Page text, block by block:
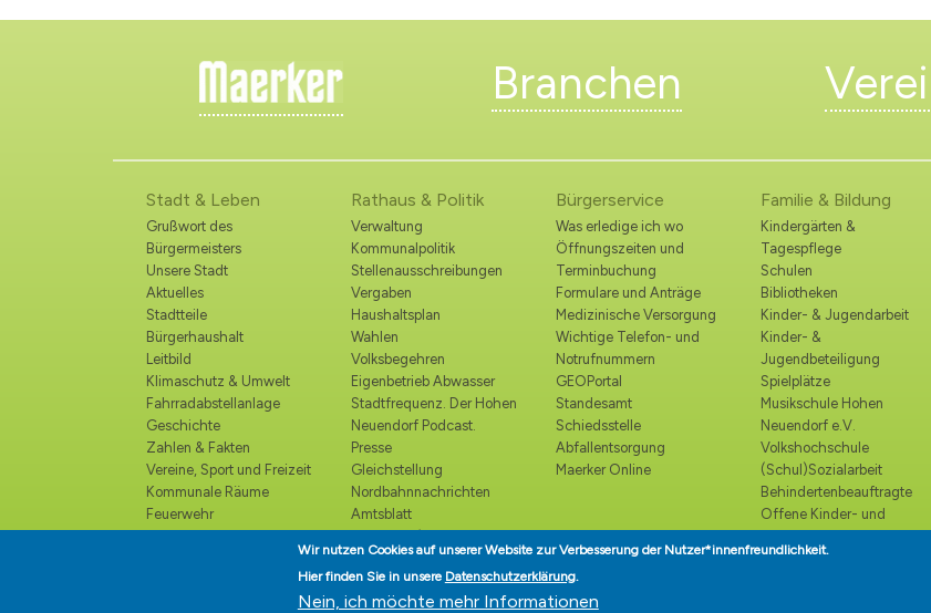
Branchen
Stadt & Leben
Grußwort des
Bürgermeisters
Unsere Stadt
Aktuelles
Stadtteile
Bürgerhaushalt
Leitbild
Klimaschutz & Umwelt
Fahrradabstellanlage
Geschichte
Zahlen & Fakten
Vereine, Sport und Freizeit
Kommunale Räume
Feuerwehr
Rathaus & Politik
Verwaltung
Kommunalpolitik
Stellenausschreibungen
Vergaben
Haushaltsplan
Wahlen
Volksbegehren
Eigenbetrieb Abwasser
Stadtfrequenz. Der Hohen
Neuendorf Podcast.
Presse
Gleichstellung
Nordbahnnachrichten
Amtsblatt
Bekanntmachungen
Ehrenbürger
Bürgerservice
Was erledige ich wo
Öffnungszeiten und
Terminbuchung
Formulare und Anträge
Medizinische Versorgung
Wichtige Telefon- und
Notrufnummern
GEOPortal
Standesamt
Schiedsstelle
Abfallentsorgung
Maerker Online
Familie & Bildung
Kindergärten &
Tagespflege
Schulen
Bibliotheken
Kinder- & Jugendarbeit
Kinder- &
Jugendbeteiligung
Spielplätze
Musikschule Hohen
Neuendorf e.V.
Volkshochschule
(Schul)Sozialarbeit
Behindertenbeauftragte
Offene Kinder- und
Seniorenbeirat
Wir nutzen Cookies auf unserer Website zur Verbesserung der Nutzer*innenfreundlichkeit.
Hier finden Sie in unsere Datenschutzerklärung.
Nein, ich möchte mehr Informationen